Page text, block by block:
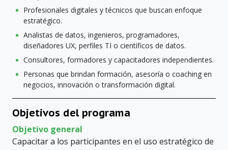
Profesionales digitales y técnicos que buscan enfoque
estratégico.
Analistas de datos, ingenieros, programadores,
diseñadores UX, perfiles TI o científicos de datos.
Consultores, formadores y capacitadores independientes.
Personas que brindan formación, asesoría o coaching en
negocios, innovación o transformación digital.
Objetivos del programa
Objetivo general
Capacitar a los participantes en el uso estratégico de